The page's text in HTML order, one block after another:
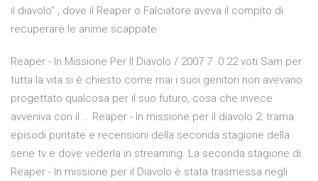
il diavolo” , dove il Reaper o Falciatore aveva il compito di
recuperare le anime scappate
Reaper - In Missione Per Il Diavolo / 2007 7 .0 22 voti Sam per
tutta la vita si è chiesto come mai i suoi genitori non avevano
progettato qualcosa per il suo futuro, cosa che invece
avveniva con il … Reaper - In missione per il diavolo 2: trama
episodi puntate e recensioni della seconda stagione della
serie tv e dove vederla in streaming. La seconda stagione di
Reaper - In missione per il Diavolo è stata trasmessa negli